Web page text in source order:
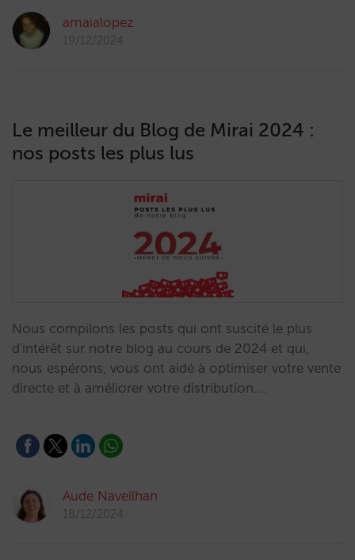
amaialopez
19/12/2024
Le meilleur du Blog de Mirai 2024 :
nos posts les plus lus
Nous compilons les posts qui ont suscité le plus
d'intérêt sur notre blog au cours de 2024 et qui,
nous espérons, vous ont aidé à optimiser votre vente
directe et à améliorer votre distribution.…
Aude Naveilhan
18/12/2024